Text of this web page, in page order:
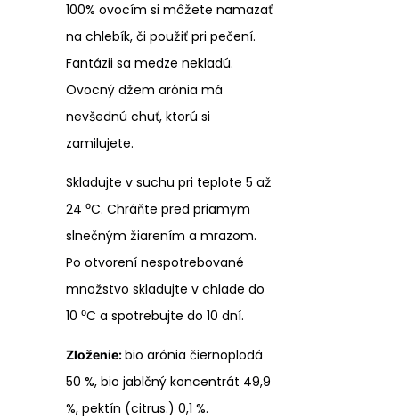
100% ovocím si môžete namazať
na chlebík, či použiť pri pečení.
Fantázii sa medze nekladú.
Ovocný džem arónia má
nevšednú chuť, ktorú si
zamilujete.
Skladujte v suchu pri teplote 5 až
24 ⁰C. Chráňte pred priamym
slnečným žiarením a mrazom.
Po otvorení nespotrebované
množstvo skladujte v chlade do
10 ⁰C a spotrebujte do 10 dní.
Zloženie:bio arónia čiernoplodá
50 %, bio jablčný koncentrát 49,9
%, pektín (citrus.) 0,1 %.